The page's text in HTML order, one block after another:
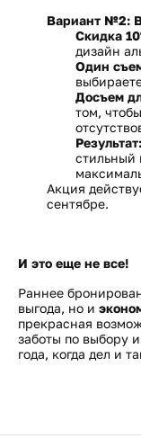
Вариант №2:
Скидка
дизайн
Один
Досъем
том,
Результат:
стильный
Акция
сентябре.
И это еще не все!
Раннее
выгода, но и
прекрасная
заботы по выбору
года, когда дел и